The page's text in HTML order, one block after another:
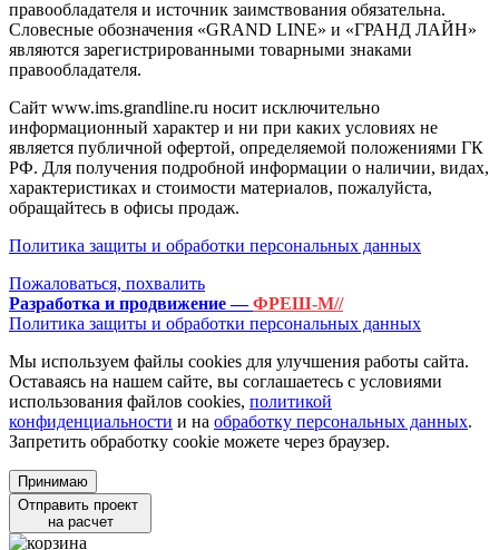
правообладателя и источник заимствования обязательна.
Словесные обозначения «GRAND LINE» и «ГРАНД ЛАЙН»
являются зарегистрированными товарными знаками
правообладателя.
Сайт www.ims.grandline.ru носит исключительно
информационный характер и ни при каких условиях не
является публичной офертой, определяемой положениями ГК
РФ. Для получения подробной информации о наличии, видах,
характеристиках и стоимости материалов, пожалуйста,
обращайтесь в офисы продаж.
Политика защиты и обработки персональных данных
Пожаловаться, похвалить
Разработка и продвижение —ФРЕШ-М//
Политика защиты и обработки персональных данных
Мы используем файлы cookies для улучшения работы сайта.
Оставаясь на нашем сайте, вы соглашаетесь с условиями
использования файлов cookies, политикой
конфиденциальности и на обработку персональных данных.
Запретить обработку cookie можете через браузер.
Принимаю
Отправить проект
на расчет